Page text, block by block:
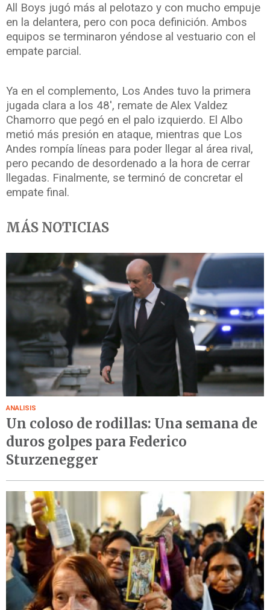
All Boys jugó más al pelotazo y con mucho empuje
en la delantera, pero con poca definición. Ambos
equipos se terminaron yéndose al vestuario con el
empate parcial.
Ya en el complemento, Los Andes tuvo la primera
jugada clara a los 48', remate de Alex Valdez
Chamorro que pegó en el palo izquierdo. El Albo
metió más presión en ataque, mientras que Los
Andes rompía líneas para poder llegar al área rival,
pero pecando de desordenado a la hora de cerrar
llegadas. Finalmente, se terminó de concretar el
empate final.
MÁS NOTICIAS
ANALISIS
Un coloso de rodillas: Una semana de
duros golpes para Federico
Sturzenegger